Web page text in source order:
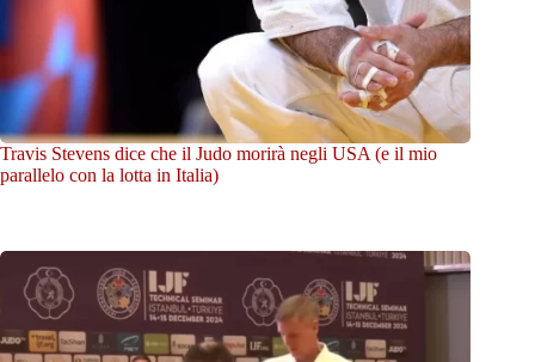
Travis Stevens dice che il Judo morirà negli USA (e il mio
parallelo con la lotta in Italia)